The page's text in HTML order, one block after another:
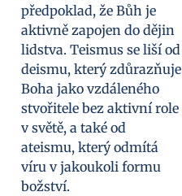
předpoklad, že Bůh je
aktivně zapojen do dějin
lidstva. Teismus se liší od
deismu, který zdůrazňuje
Boha jako vzdáleného
stvořitele bez aktivní role
v světě, a také od
ateismu, který odmítá
víru v jakoukoli formu
božství.